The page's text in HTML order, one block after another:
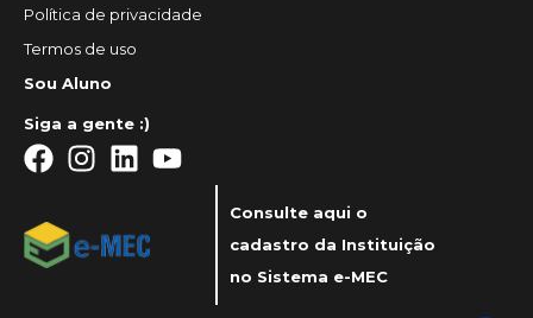
Política de privacidade
Termos de uso
Sou Aluno
Siga a gente :)
Consulte aqui o
cadastro da Instituição
no Sistema e-MEC